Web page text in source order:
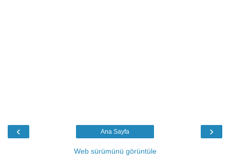
‹ ›
Ana Sayfa
Web sürümünü görüntüle